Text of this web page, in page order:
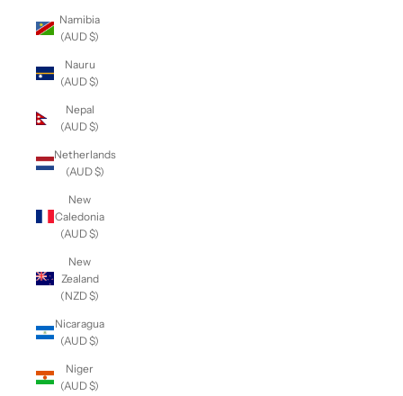
Namibia
(AUD $)
Nauru
(AUD $)
Nepal
(AUD $)
Netherlands
(AUD $)
New
Caledonia
(AUD $)
New
Zealand
(NZD $)
Nicaragua
(AUD $)
Niger
(AUD $)